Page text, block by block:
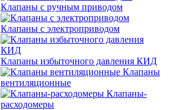
Клапаны с ручным приводом
Клапаны с электроприводом
Клапаны избыточного давления КИД
Клапаны
вентиляционные
Клапаны-
расходомеры